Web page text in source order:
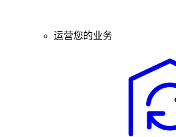
运营您的业务